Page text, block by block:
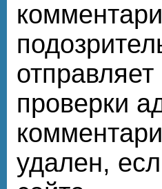
проверки
удален,